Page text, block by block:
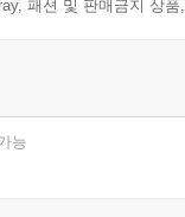
패션 및 판매금지 상
능